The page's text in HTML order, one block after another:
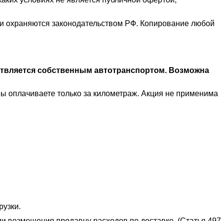
охраняются законодательством РФ. Копирование любой
собственным автотранспортом. Возможна
только за километраж. Акция не применима